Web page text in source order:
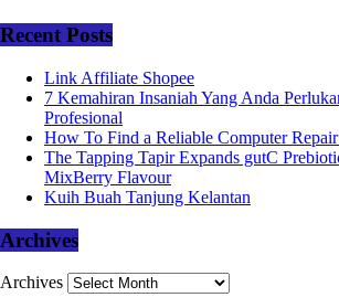
Recent Posts
Link Affiliate Shopee
7 Kemahiran Insaniah Yang Anda
Profesional
How To Find a Reliable Computer
The Tapping Tapir Expands gutC
MixBerry Flavour
Kuih Buah Tanjung Kelantan
Archives
Archives